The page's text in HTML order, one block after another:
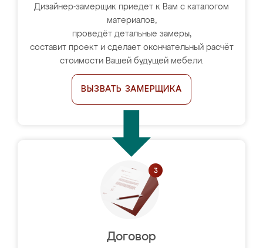
Дизайнер-замерщик приедет к Вам с каталогом
материалов,
проведёт детальные замеры,
составит проект и сделает окончательный расчёт
стоимости Вашей будущей мебели.
ВЫЗВАТЬ ЗАМЕРЩИКА
Договор